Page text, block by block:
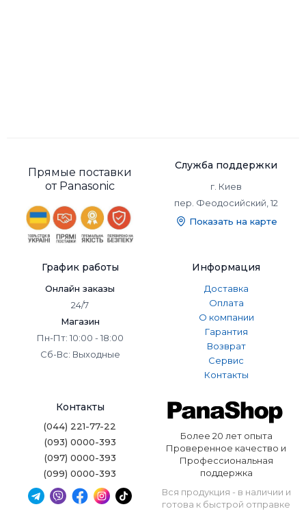
Прямые поставки
от Panasonic
Служба поддержки
г. Киев
пер. Феодосийский, 12
Показать на карте
График работы
Онлайн заказы
24/7
Магазин
Пн-Пт: 10:00 - 18:00
Сб-Вс: Выходные
Информация
Доставка
Оплата
О компании
Гарантия
Возврат
Сервис
Контакты
Контакты
(044) 221-77-22
(093) 0000-393
(097) 0000-393
(099) 0000-393
Более 20 лет опыта
Проверенное качество и
Профессиональная
поддержка
Вся продукция - в наличии и
готова к быстрой отправке